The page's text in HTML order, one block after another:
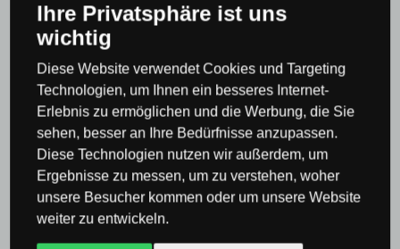
Alle
Leuchten & Beleuchtung Ideal Lux
Leuchten & Beleuchtung Ideal Lux
Außenleuchten Ideal Lux
Alle Produkte
Außenbeleuchtung & Außenleuchten
Beleuchtung rund um den Pool
Ihre Privatsphäre ist uns
wichtig
Diese Website verwendet Cookies und Targeting
Technologien, um Ihnen ein besseres Internet-
Erlebnis zu ermöglichen und die Werbung, die Sie
sehen, besser an Ihre Bedürfnisse anzupassen.
Diese Technologien nutzen wir außerdem, um
Ergebnisse zu messen, um zu verstehen, woher
unsere Besucher kommen oder um unsere Website
weiter zu entwickeln.